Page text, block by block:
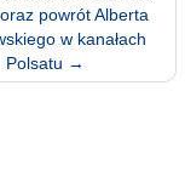
powrót Alberta
w kanałach
Polsatu →